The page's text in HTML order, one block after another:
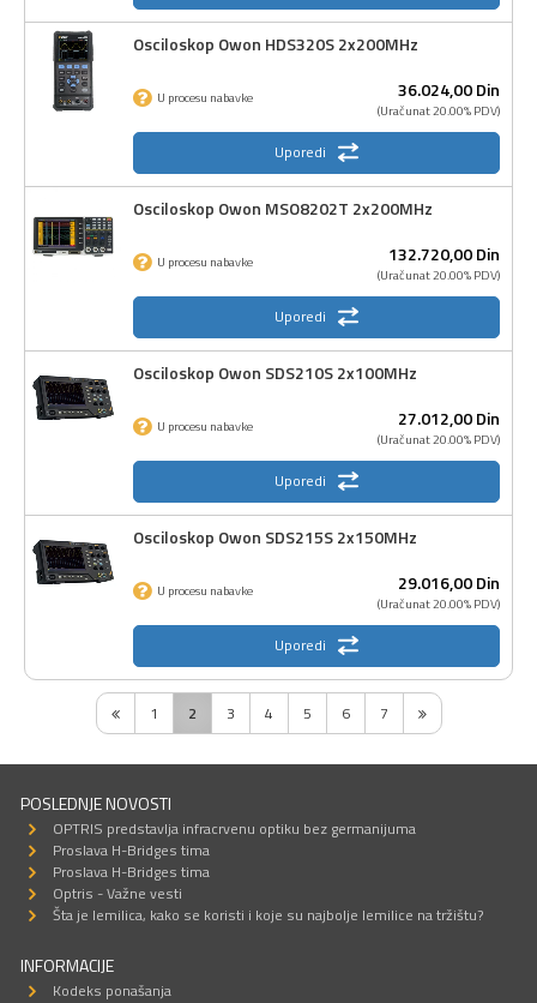
Osciloskop Owon HDS320S 2x200MHz
36.024,00Din
(Uračunat 20.00% PDV)
U procesu nabavke
Uporedi
Osciloskop Owon MSO8202T 2x200MHz
132.720,00Din
(Uračunat 20.00% PDV)
U procesu nabavke
Uporedi
Osciloskop Owon SDS210S 2x100MHz
27.012,00Din
(Uračunat 20.00% PDV)
U procesu nabavke
Uporedi
Osciloskop Owon SDS215S 2x150MHz
29.016,00Din
(Uračunat 20.00% PDV)
U procesu nabavke
Uporedi
1 2 3 4 5 6 7
POSLEDNJE NOVOSTI
OPTRIS predstavlja infracrvenu optiku bez germanijuma
Proslava H-Bridges tima
Proslava H-Bridges tima
Optris - Važne vesti
Šta je lemilica, kako se koristi i koje su najbolje lemilice na tržištu?
INFORMACIJE
Kodeks ponašanja